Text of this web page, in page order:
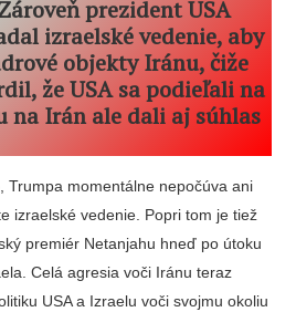
prezident USA
izraelské vedenie, aby
objekty Iránu, čiže
že USA sa podieľali na
na Irán ale dali aj súhlas
Trumpa momentálne nepočúva ani
izraelské vedenie. Popri tom je tiež
premiér Netanjahu hneď po útoku
Celá agresia voči Iránu teraz
USA a Izraelu voči svojmu okoliu